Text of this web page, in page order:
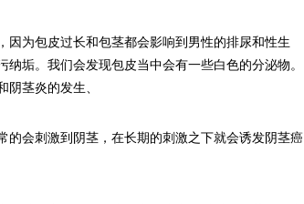
为包皮过长和包茎都会影响到男性的排尿和性生
垢。我们会发现包皮当中会有一些白色的分泌物。
茎炎的发生、
会刺激到阴茎，在长期的刺激之下就会诱发阴茎癌